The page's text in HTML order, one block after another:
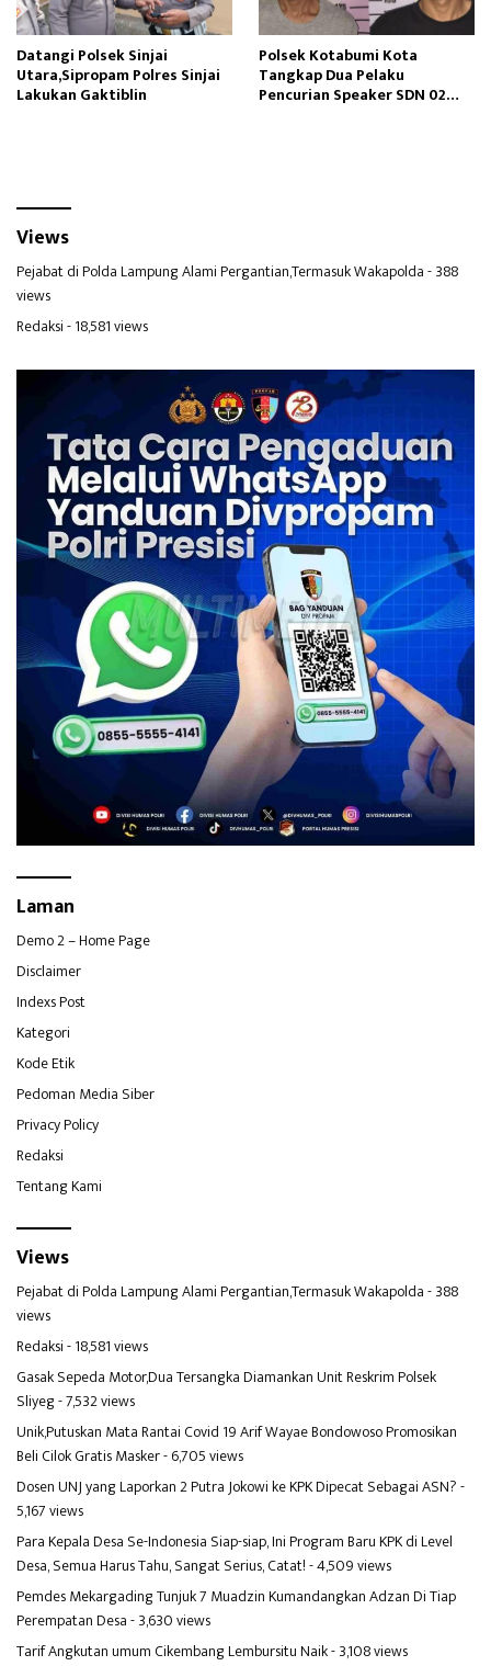
Datangi Polsek Sinjai
Utara,Sipropam Polres Sinjai
Lakukan Gaktiblin
Polsek Kotabumi Kota
Tangkap Dua Pelaku
Pencurian Speaker SDN 02
Views
Pejabat di Polda Lampung Alami Pergantian,Termasuk Wakapolda- 388
views
Redaksi- 18,581 views
Laman
Demo 2 – Home Page
Disclaimer
Indexs Post
Kategori
Kode Etik
Pedoman Media Siber
Privacy Policy
Redaksi
Tentang Kami
Views
Pejabat di Polda Lampung Alami Pergantian,Termasuk Wakapolda- 388
views
Redaksi- 18,581 views
Gasak Sepeda Motor,Dua Tersangka Diamankan Unit Reskrim Polsek
Sliyeg- 7,532 views
Unik,Putuskan Mata Rantai Covid 19 Arif Wayae Bondowoso Promosikan
Beli Cilok Gratis Masker- 6,705 views
Dosen UNJ yang Laporkan 2 Putra Jokowi ke KPK Dipecat Sebagai ASN?-
5,167 views
Para Kepala Desa Se-Indonesia Siap-siap, Ini Program Baru KPK di Level
Desa, Semua Harus Tahu, Sangat Serius, Catat!- 4,509 views
Pemdes Mekargading Tunjuk 7 Muadzin Kumandangkan Adzan Di Tiap
Perempatan Desa- 3,630 views
Tarif Angkutan umum Cikembang Lembursitu Naik- 3,108 views